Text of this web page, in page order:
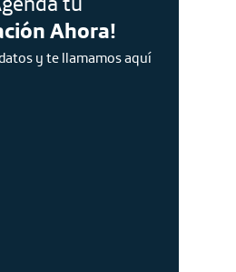
Ahora!
y te llamamos aquí